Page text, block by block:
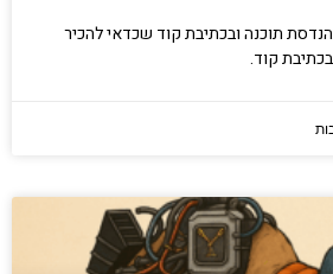
תוכנה ובכתיבת קוד שכדאי להכיר